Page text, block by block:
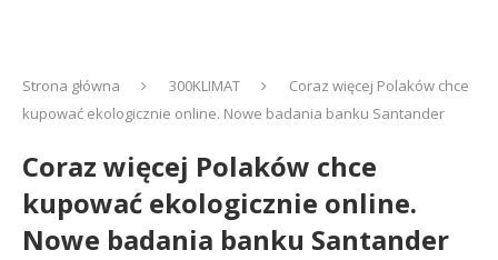
Strona główna 300KLIMAT
Coraz więcej Polaków chce
kupować ekologicznie online. Nowe badania banku Santander
Coraz więcej Polaków chce
kupować ekologicznie online.
Nowe badania banku Santander